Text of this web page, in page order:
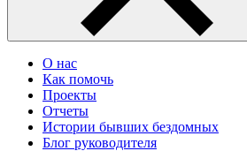
О нас
Как помочь
Проекты
Отчеты
Истории бывших бездомных
Блог руководителя